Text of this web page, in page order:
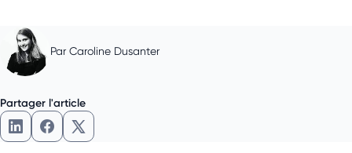
Par Caroline Dusanter
Partager l'article
Partager l'article sur LinkedIn
Partager l'article sur Facebook
Partager l'article sur X